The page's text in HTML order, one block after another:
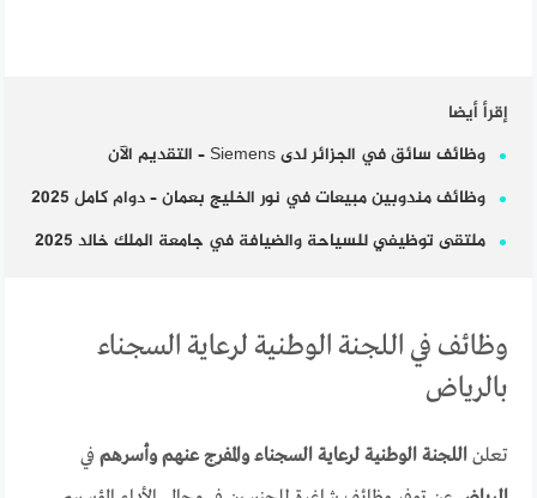
إقرأ أيضا
وظائف سائق في الجزائر لدى Siemens – التقديم الآن
وظائف مندوبين مبيعات في نور الخليج بعمان – دوام كامل 2025
ملتقى توظيفي للسياحة والضيافة في جامعة الملك خالد 2025
وظائف في اللجنة الوطنية لرعاية السجناء
بالرياض
تعلناللجنة الوطنية لرعاية السجناء والمفرج عنهم وأسرهم في